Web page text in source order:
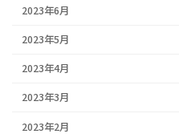
2023年6月
2023年5月
2023年4月
2023年3月
2023年2月